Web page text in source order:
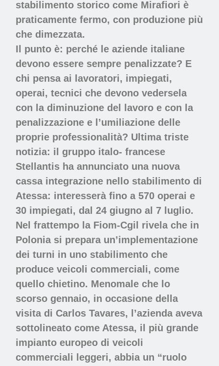
stabilimento storico come Mirafiori è
praticamente fermo, con produzione più
che dimezzata.
Il punto è: perché le aziende italiane
devono essere sempre penalizzate? E
chi pensa ai lavoratori, impiegati,
operai, tecnici che devono vedersela
con la diminuzione del lavoro e con la
penalizzazione e l’umiliazione delle
proprie professionalità? Ultima triste
notizia: il gruppo italo- francese
Stellantis ha annunciato una nuova
cassa integrazione nello stabilimento di
Atessa: interesserà fino a 570 operai e
30 impiegati, dal 24 giugno al 7 luglio.
Nel frattempo la Fiom-Cgil rivela che in
Polonia si prepara un’implementazione
dei turni in uno stabilimento che
produce veicoli commerciali, come
quello chietino. Menomale che lo
scorso gennaio, in occasione della
visita di Carlos Tavares, l’azienda aveva
sottolineato come Atessa, il più grande
impianto europeo di veicoli
commerciali leggeri, abbia un “ruolo